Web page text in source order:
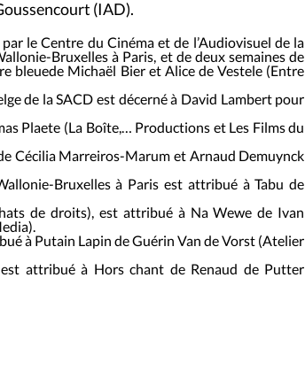
(IAD).
le Centre du Cinéma et de l’Audiovisuel de la
Bruxelles à Paris, et de deux semaines de
bleuede Michaël Bier et Alice de Vestele (Entre
de la SACD est décerné à David Lambertpour
Plaete (La Boîte,… Productions et Les Films du
Cécilia Marreiros-Marum et Arnaud Demuynck
Bruxelles à Paris est attribué àTabu de
de droits), est attribué à Na Wewe de Ivan
à Putain Lapin de Guérin Van de Vorst (Atelier
attribué à Hors chant de Renaud de Putter